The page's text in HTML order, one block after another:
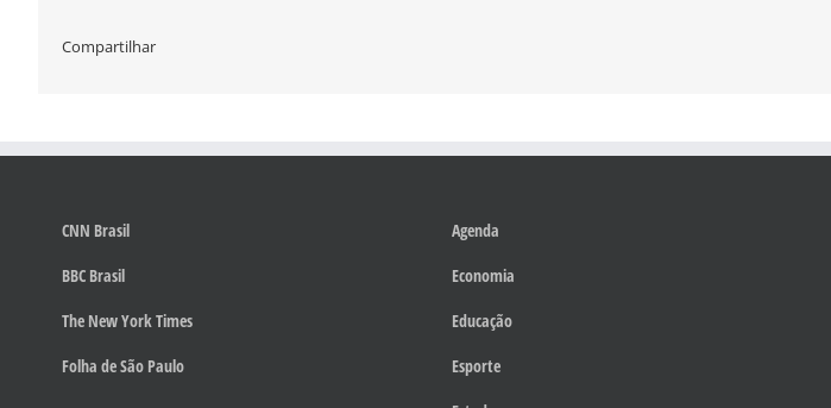
Compartilhar
CNN Brasil
BBC Brasil
The New York Times
Folha de São Paulo
Agenda
Economia
Educação
Esporte